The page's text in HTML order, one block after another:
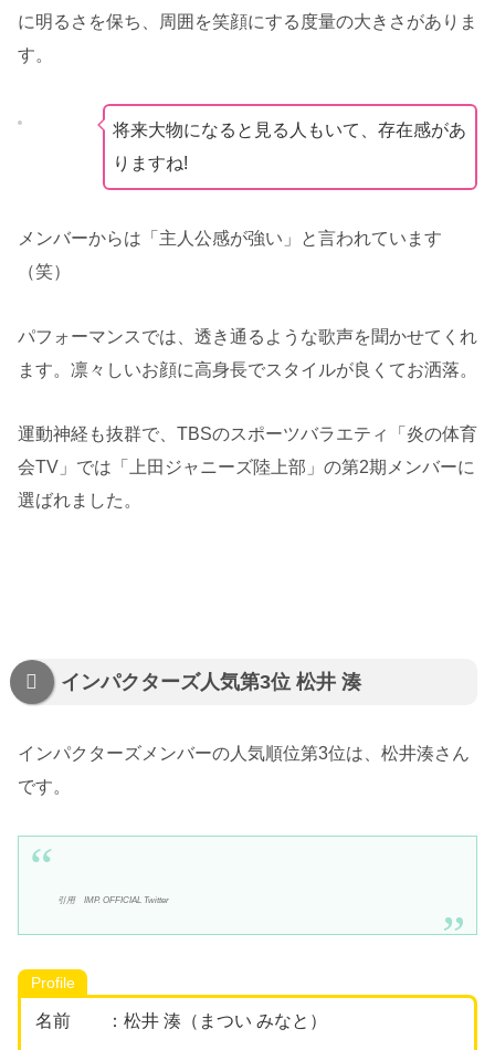
に明るさを保ち、周囲を笑顔にする度量の大きさがありま
す。
将来大物になると見る人もいて、存在感があ
りますね!
メンバーからは「主人公感が強い」と言われています
（笑）
パフォーマンスでは、透き通るような歌声を聞かせてくれ
ます。凛々しいお顔に高身長でスタイルが良くてお洒落。
運動神経も抜群で、TBSのスポーツバラエティ「炎の体育
会TV」では「上田ジャニーズ陸上部」の第2期メンバーに
選ばれました。
インパクターズ人気第3位 松井 湊
インパクターズメンバーの人気順位第3位は、松井湊さん
です。
引用 IMP. OFFICIAL Twitter
Profile
名前 ：松井 湊（まつい みなと）